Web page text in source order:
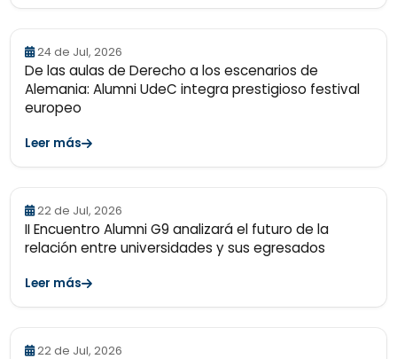
24 de Jul, 2026
De las aulas de Derecho a los escenarios de
Alemania: Alumni UdeC integra prestigioso festival
europeo
Leer más
22 de Jul, 2026
II Encuentro Alumni G9 analizará el futuro de la
relación entre universidades y sus egresados
Leer más
22 de Jul, 2026